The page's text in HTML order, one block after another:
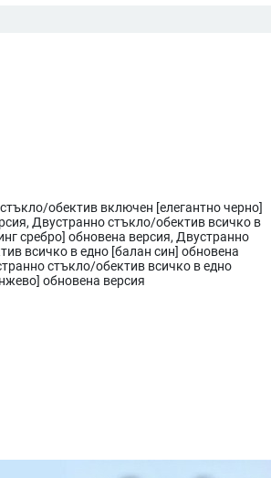
обектив включен [елегантно черно]
Двустранно стъкло/обектив всичко в
сребро] обновена версия, Двустранно
всичко в едно [балан син] обновена
стъкло/обектив всичко в едно
обновена версия